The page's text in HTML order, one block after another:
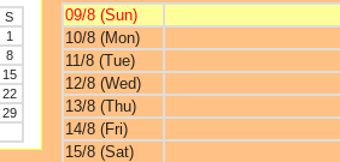
S
1
8
15
22
29
09/8 (Sun)
10/8 (Mon)
11/8 (Tue)
12/8 (Wed)
13/8 (Thu)
14/8 (Fri)
15/8 (Sat)